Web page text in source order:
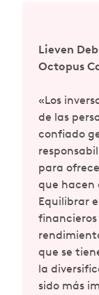
Lieven
Octopus
«Los
de las
confiado
para
que hacen
Equilibrar
que se
la
sido más